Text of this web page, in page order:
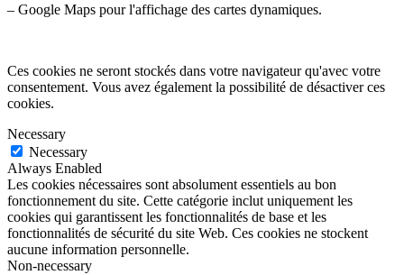
– Google Maps pour l'affichage des cartes dynamiques.
Ces cookies ne seront stockés dans votre navigateur qu'avec votre
consentement. Vous avez également la possibilité de désactiver ces
cookies.
Necessary
Necessary
Always Enabled
Les cookies nécessaires sont absolument essentiels au bon
fonctionnement du site. Cette catégorie inclut uniquement les
cookies qui garantissent les fonctionnalités de base et les
fonctionnalités de sécurité du site Web. Ces cookies ne stockent
aucune information personnelle.
Non-necessary